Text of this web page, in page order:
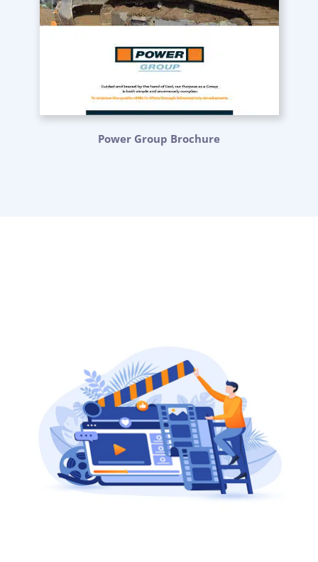
Power Group Brochure